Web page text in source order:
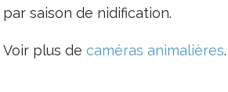
par saison de nidification.
Voir plus de caméras animalières.